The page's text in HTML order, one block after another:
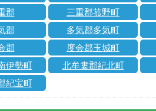
郡
三重郡菰野町
郡
多気郡多気町
郡
度会郡玉城町
伊勢町
北牟婁郡紀北町
紀宝町